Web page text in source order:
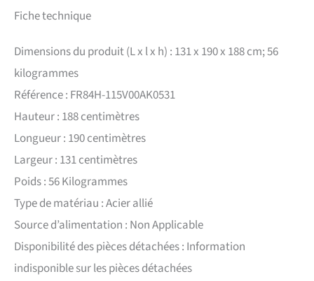
Fiche technique
Dimensions du produit (L x l x h) : 131 x 190 x 188 cm; 56
kilogrammes
Référence : FR84H-115V00AK0531
Hauteur : 188 centimètres
Longueur : 190 centimètres
Largeur : 131 centimètres
Poids : 56 Kilogrammes
Type de matériau : Acier allié
Source d’alimentation : Non Applicable
Disponibilité des pièces détachées : Information
indisponible sur les pièces détachées